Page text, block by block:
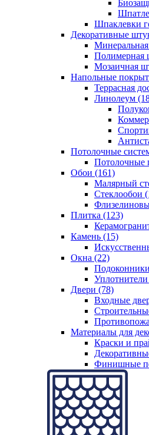
Шпаклевки
Декоративные
Полимерная
Мозаичная
Напольные
Террасная
Линолеум
Потолочные
Потолочные
Обои (161)
Малярный
Стеклообои
Плитка (123)
Камень (15)
Окна (22)
Двери (78)
Входные
Материалы для
Краски и
Финишные